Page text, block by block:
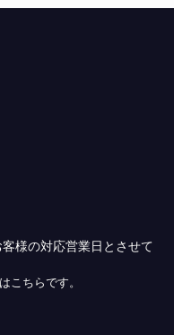
様の対応営業日とさせて
こちらです。